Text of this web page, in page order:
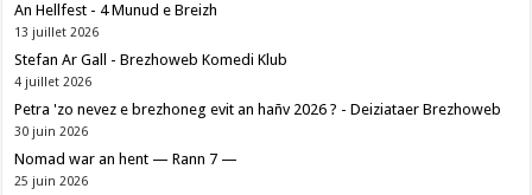
An Hellfest - 4 Munud e Breizh
13 juillet 2026
Stefan Ar Gall - Brezhoweb Komedi Klub
4 juillet 2026
Petra 'zo nevez e brezhoneg evit an hañv 2026 ? - Deiziataer Brezhoweb
30 juin 2026
Nomad war an hent — Rann 7 —
25 juin 2026